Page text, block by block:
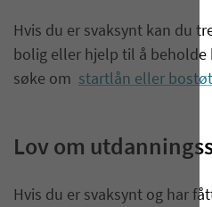
Hvis du er svaksynt kan du
bolig eller hjelp til å beholde
søke om startlån eller
Lov om
Hvis du er svaksynt og har